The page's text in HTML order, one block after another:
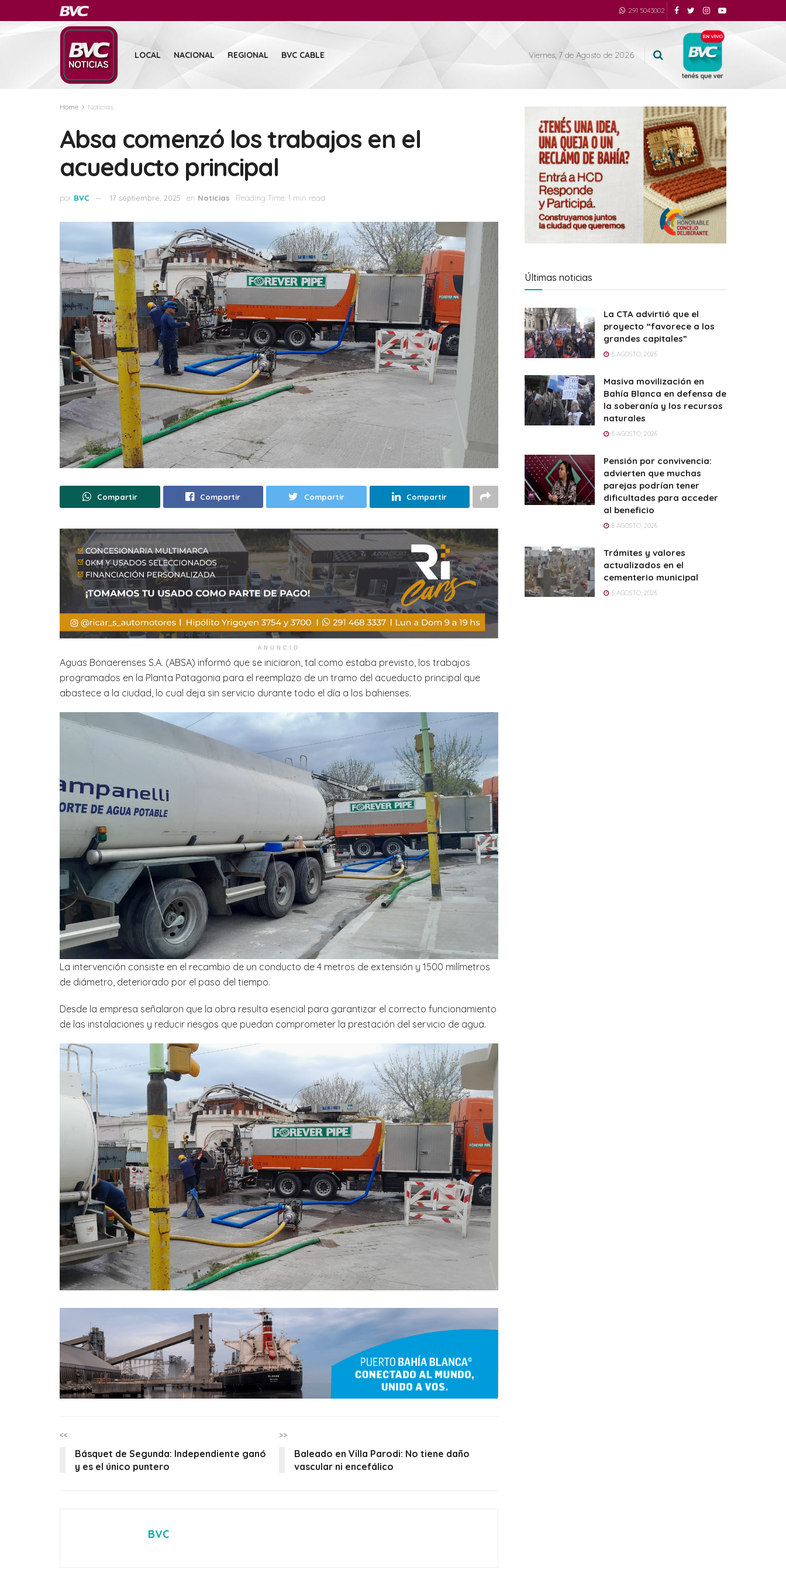
291 5043002
LOCAL NACIONAL REGIONAL BVC CABLE Viernes, 7 de Agosto de 2026
Home Noticias
Absa comenzó los trabajos en el
acueducto principal
por BVC 17 septiembre, 2025 en Noticias Reading Time: 1 min read
Compartir Compartir Compartir Compartir
ANUNCIO
Aguas Bonaerenses S.A. (ABSA) informó que se iniciaron, tal como estaba previsto, los trabajos
programados en la Planta Patagonia para el reemplazo de un tramo del acueducto principal que
abastece a la ciudad, lo cual deja sin servicio durante todo el día a los bahienses.
La intervención consiste en el recambio de un conducto de 4 metros de extensión y 1500 milímetros
de diámetro, deteriorado por el paso del tiempo.
Desde la empresa señalaron que la obra resulta esencial para garantizar el correcto funcionamiento
de las instalaciones y reducir riesgos que puedan comprometer la prestación del servicio de agua.
<<
Básquet de Segunda: Independiente ganó
y es el único puntero
>>
Baleado en Villa Parodi: No tiene daño
vascular ni encefálico
BVC
Últimas noticias
La CTA advirtió que el
proyecto “favorece a los
grandes capitales”
6 AGOSTO, 2026
Masiva movilización en
Bahía Blanca en defensa de
la soberanía y los recursos
naturales
6 AGOSTO, 2026
Pensión por convivencia:
advierten que muchas
parejas podrían tener
dificultades para acceder
al beneficio
6 AGOSTO, 2026
Trámites y valores
actualizados en el
cementerio municipal
6 AGOSTO, 2026